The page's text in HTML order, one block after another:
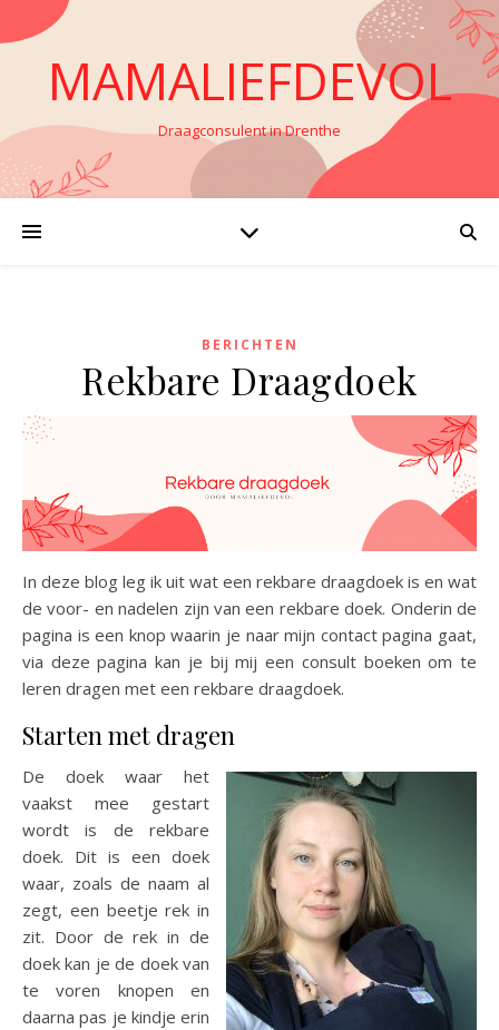
MAMALIEFDEVOL
Draagconsulent in Drenthe
BERICHTEN
Rekbare Draagdoek
In deze blog leg ik uit wat een rekbare draagdoek is en wat
de voor- en nadelen zijn van een rekbare doek. Onderin de
pagina is een knop waarin je naar mijn contact pagina gaat,
via deze pagina kan je bij mij een consult boeken om te
leren dragen met een rekbare draagdoek.
Starten met dragen
De doek waar het
vaakst mee gestart
wordt is de rekbare
doek. Dit is een doek
waar, zoals de naam al
zegt, een beetje rek in
zit. Door de rek in de
doek kan je de doek van
te voren knopen en
daarna pas je kindje erin